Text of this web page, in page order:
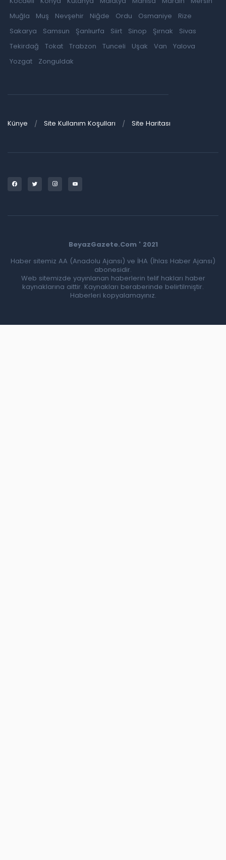
Muğla
Muş Nevşehir Niğde Ordu Osmaniye
Rize
Sakarya
Samsun Şanlıurfa Siirt Sinop Şırnak
Sivas
Tekirdağ
Tokat Trabzon Tunceli Uşak Van
Yalova
Yozgat
Zonguldak
Künye Site Kullanım Koşulları Site Haritası
BeyazGazete.Com ' 2021
Haber sitemiz AA (Anadolu Ajansı) ve İHA (İhlas Haber Ajansı)
abonesidir.
Web sitemizde yayınlanan haberlerin telif hakları haber
kaynaklarına aittir. Kaynakları beraberinde belirtilmiştir.
Haberleri kopyalamayınız.